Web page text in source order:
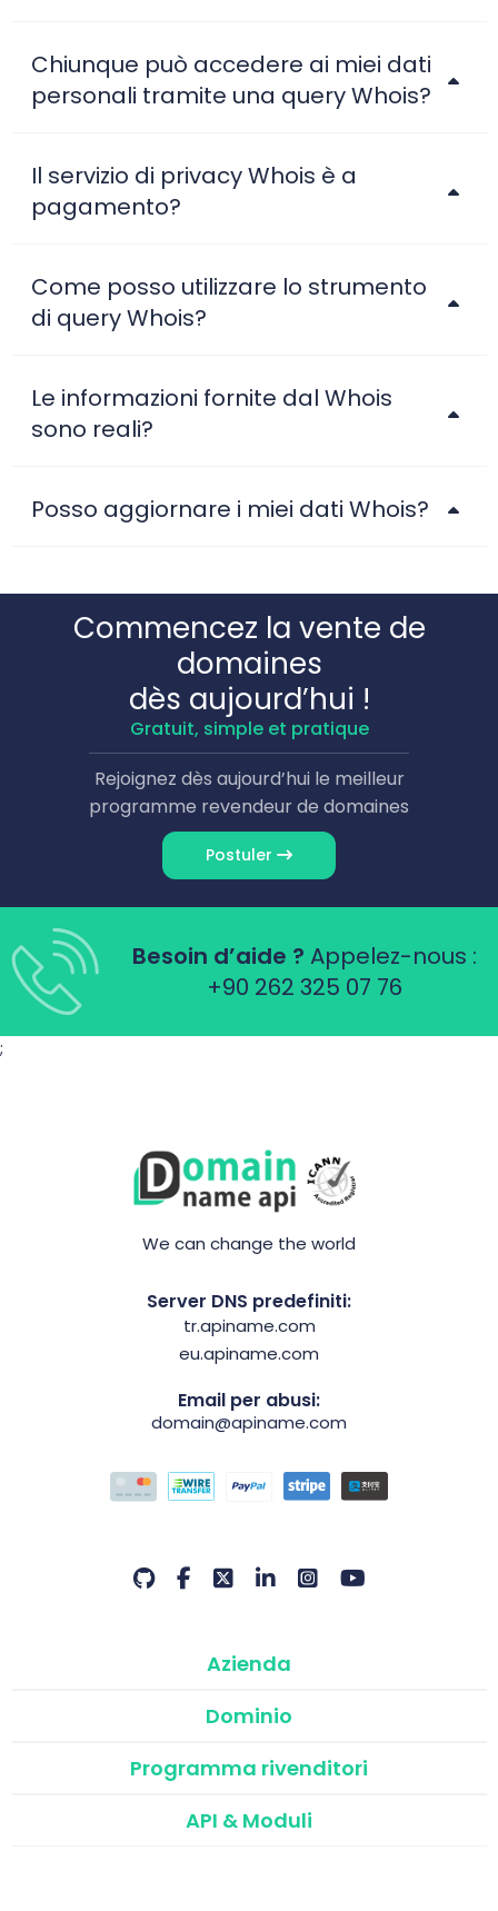
Chiunque può accedere ai miei dati
personali tramite una query Whois?
Il servizio di privacy Whois è a
pagamento?
Come posso utilizzare lo strumento
di query Whois?
Le informazioni fornite dal Whois
sono reali?
Posso aggiornare i miei dati Whois?
Commencez la vente de
domaines
dès aujourd’hui !
Gratuit, simple et pratique
Rejoignez dès aujourd’hui le meilleur
programme revendeur de domaines
Postuler
Besoin d’aide ? Appelez-nous :
+90 262 325 07 76
;
We can change the world
Server DNS predefiniti:
tr.apiname.com
eu.apiname.com
Email per abusi:
domain@apiname.com
Azienda
Dominio
Programma rivenditori
API & Moduli